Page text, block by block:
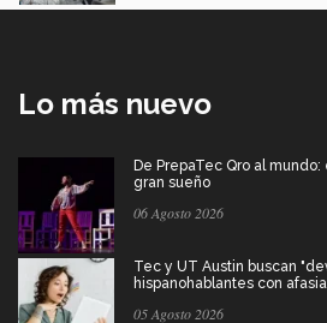
Lo más nuevo
De PrepaTec Qro al
gran sueño
06 Agosto 2026
Tec y UT Austin buscan
hispanohablantes con afasia
05 Agosto 2026